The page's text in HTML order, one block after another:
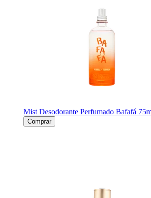
Mist Desodorante Perfumado Bafafá
Comprar